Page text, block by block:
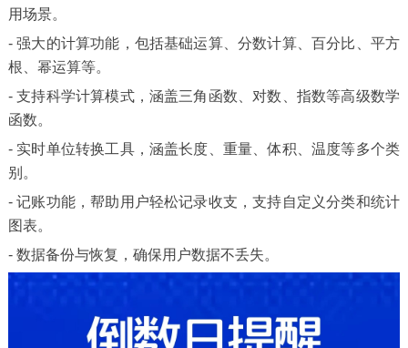
用场景。
- 强大的计算功能，包括基础运算、分数计算、百分比、平方
根、幂运算等。
- 支持科学计算模式，涵盖三角函数、对数、指数等高级数学
函数。
- 实时单位转换工具，涵盖长度、重量、体积、温度等多个类
别。
- 记账功能，帮助用户轻松记录收支，支持自定义分类和统计
图表。
- 数据备份与恢复，确保用户数据不丢失。